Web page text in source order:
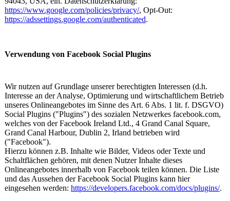
https://www.google.com/policies/privacy/, Opt-Out:
https://adssettings.google.com/authenticated.
Verwendung von Facebook Social Plugins
Wir nutzen auf Grundlage unserer berechtigten Interessen (d.h.
Interesse an der Analyse, Optimierung und wirtschaftlichem Betrieb
unseres Onlineangebotes im Sinne des Art. 6 Abs. 1 lit. f. DSGVO)
Social Plugins ("Plugins") des sozialen Netzwerkes facebook.com,
welches von der Facebook Ireland Ltd., 4 Grand Canal Square,
Grand Canal Harbour, Dublin 2, Irland betrieben wird
("Facebook").
Hierzu können z.B. Inhalte wie Bilder, Videos oder Texte und
Schaltflächen gehören, mit denen Nutzer Inhalte dieses
Onlineangebotes innerhalb von Facebook teilen können. Die Liste
und das Aussehen der Facebook Social Plugins kann hier
eingesehen werden: https://developers.facebook.com/docs/plugins/.